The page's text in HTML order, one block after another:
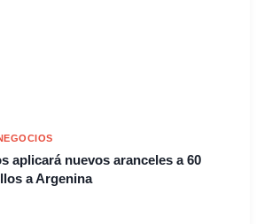
aplicará nuevos aranceles a 60
a Argenina